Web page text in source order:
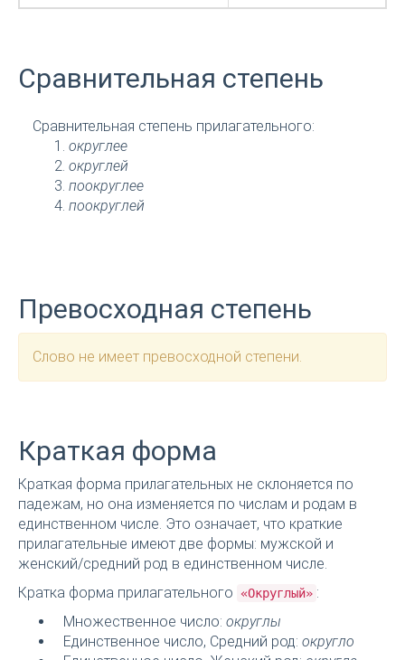
Сравнительная степень
Сравнительная степень прилагательного:
округлее
округлей
поокруглее
поокруглей
Превосходная степень
Слово не имеет превосходной степени.
Краткая форма
Краткая форма прилагательных не склоняется по
падежам, но она изменяется по числам и родам в
единственном числе. Это означает, что краткие
прилагательные имеют две формы: мужской и
женский/средний род в единственном числе.
Кратка форма прилагательного
«Округлый» :
Множественное число: округлы
Единственное число, Средний род: округло